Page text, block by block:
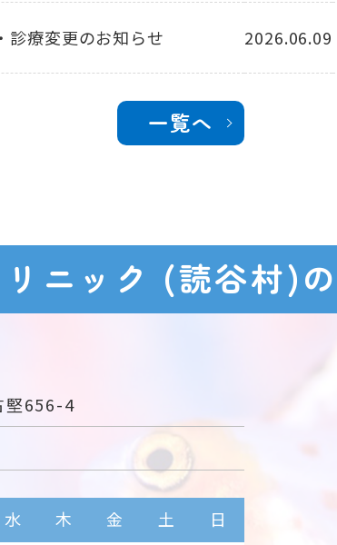
診療変更のお知らせ
一覧へ
2026.06.09
ニック (読谷村)
堅656-4
水 木 金 土 日